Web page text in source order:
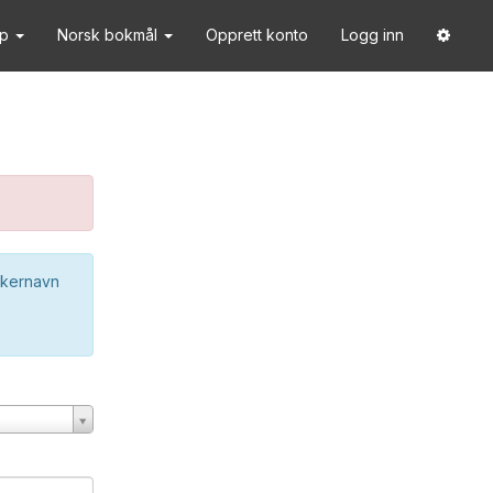
Norsk bokmål Opprett konto Logg inn